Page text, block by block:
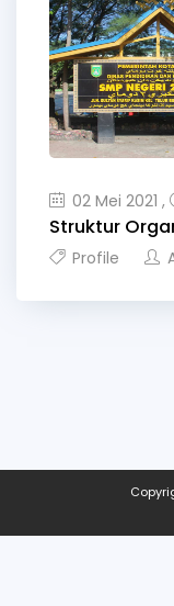
02 Mei 2021 ,
Struktur
Profile